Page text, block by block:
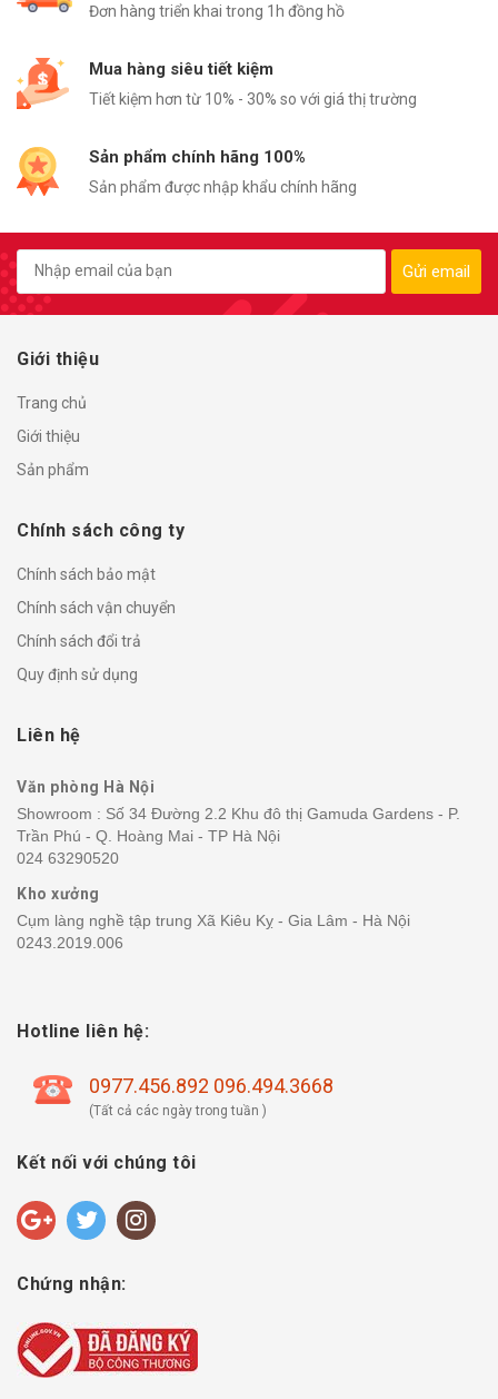
Đơn hàng triển khai trong 1h đồng hồ
Mua hàng siêu tiết kiệm
Tiết kiệm hơn từ 10% - 30% so với giá thị trường
Sản phẩm chính hãng 100%
Sản phẩm được nhập khẩu chính hãng
Gửi email
Giới thiệu
Trang chủ
Giới thiệu
Sản phẩm
Chính sách công ty
Chính sách bảo mật
Chính sách vận chuyển
Chính sách đổi trả
Quy định sử dụng
Liên hệ
Văn phòng Hà Nội
Showroom : Số 34 Đường 2.2 Khu đô thị Gamuda Gardens - P.
Trần Phú - Q. Hoàng Mai - TP Hà Nội
024 63290520
Kho xưởng
Cụm làng nghề tập trung Xã Kiêu Kỵ - Gia Lâm - Hà Nội
0243.2019.006
Hotline liên hệ:
0977.456.892 096.494.3668
(Tất cả các ngày trong tuần )
Kết nối với chúng tôi
Chứng nhận: